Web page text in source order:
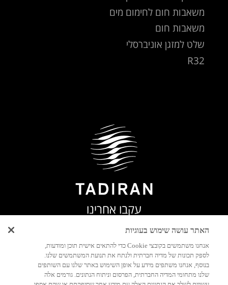
משאבות חום לחימום מים
משאבות חום
שלט למזגן אוניברסלי
R32
עקבו אחרינו
האתר עושה שימוש בעוגיות
אנחנו משתמשים בקובצי Cookie כדי להתאים אישית תוכן ומודעות,
לספק תכונות של מדיה חברתית ולנתח את תנועת המשתמשים שלנו.
בנוסף, אנחנו משתפים מידע על אופן השימוש באתר שלנו עם השותפים
שלנו מתחומי המדיה החברתית, הפרסום וניתוח הנתונים. גורמים אלה